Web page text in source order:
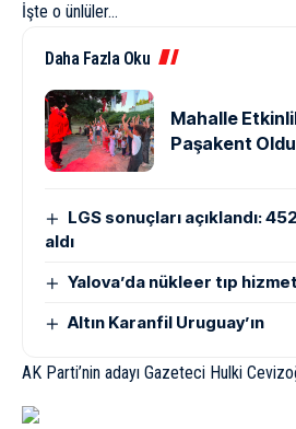
İşte o ünlüler…
Daha Fazla Oku
Mahalle
Paşakent Oldu
LGS sonuçları açıklandı:
aldı
Yalova’da nükleer tıp
Altın Karanfil Uruguay’ın
AK Parti’nin adayı Gazeteci Hulki